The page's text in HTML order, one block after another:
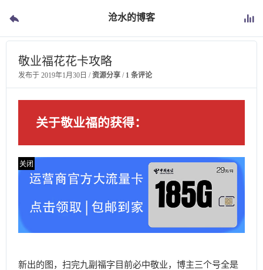
沧水的博客
敬业福花花卡攻略
发布于 2019年1月30日 /资源分享 / 1 条评论
关于敬业福的获得：
新出的图，扫完九副福字目前必中敬业，博主三个号全是